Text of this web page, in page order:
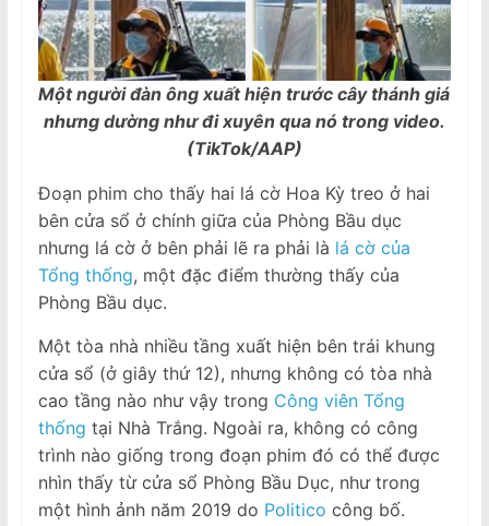
Một người đàn ông xuất hiện trước cây thánh giá
nhưng dường như đi xuyên qua nó trong video.
(TikTok/AAP)
Đoạn phim cho thấy hai lá cờ Hoa Kỳ treo ở hai
bên cửa sổ ở chính giữa của Phòng Bầu dục
nhưng lá cờ ở bên phải lẽ ra phải là lá cờ của
Tổng thống, một đặc điểm thường thấy của
Phòng Bầu dục.
Một tòa nhà nhiều tầng xuất hiện bên trái khung
cửa sổ (ở giây thứ 12), nhưng không có tòa nhà
cao tầng nào như vậy trong Công viên Tổng
thống tại Nhà Trắng. Ngoài ra, không có công
trình nào giống trong đoạn phim đó có thể được
nhìn thấy từ cửa sổ Phòng Bầu Dục, như trong
một hình ảnh năm 2019 do Politico công bố.